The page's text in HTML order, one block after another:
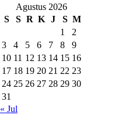
Agustus 2026
S
S R K J S M
1
2
3
4 5 6 7 8
9
10 11 12 13 14 15 16
17 18 19 20 21 22 23
24 25 26 27 28 29 30
31
« Jul